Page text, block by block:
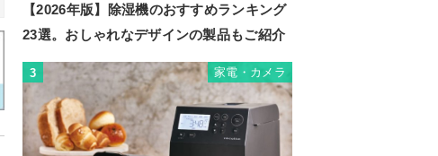
【2026年版】除湿機のおすすめランキング
23選。おしゃれなデザインの製品もご紹介
3 家電・カメラ